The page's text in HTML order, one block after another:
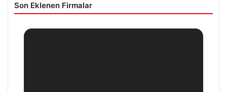
Son Eklenen Firmalar